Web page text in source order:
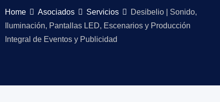
Home Asociados Servicios
Desibelio | Sonido,
Iluminación, Pantallas LED, Escenarios y Producción
Integral de Eventos y Publicidad